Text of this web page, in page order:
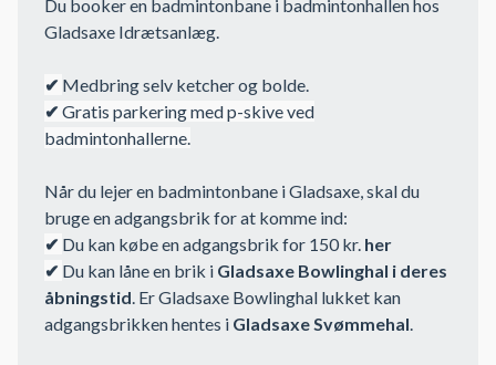
Du booker en badmintonbane i badmintonhallen hos
Gladsaxe Idrætsanlæg.
✔ Medbring selv ketcher og bolde.
✔ Gratis parkering med p-skive ved
badmintonhallerne.
Når du lejer en badmintonbane i Gladsaxe, skal du
bruge en adgangsbrik for at komme ind:
✔ Du kan købe en adgangsbrik for 150 kr. her
✔ Du kan låne en brik i Gladsaxe Bowlinghal i deres
åbningstid. Er Gladsaxe Bowlinghal lukket kan
adgangsbrikken hentes i Gladsaxe Svømmehal.